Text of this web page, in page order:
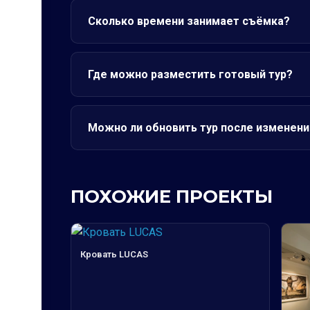
Сколько времени занимает съёмка?
Где можно разместить готовый тур?
Можно ли обновить тур после
ПОХОЖИЕ ПРОЕКТЫ
Кровать LUCAS